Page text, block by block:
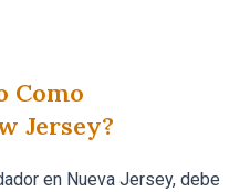
Como
Jersey?
en Nueva Jersey, debe